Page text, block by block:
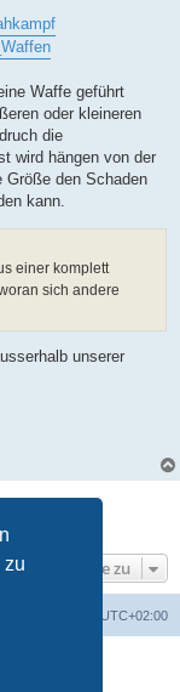
zu
Waffe geführt
oder kleineren
die
wird hängen von der
Größe den Schaden
kann.
einer komplett
sich andere
unserer
Gehe zu
UTC+02:00
Limited